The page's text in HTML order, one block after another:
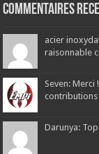
Commentaires
acier
raisonnable
Seven: Merci
contributions
Darunya: